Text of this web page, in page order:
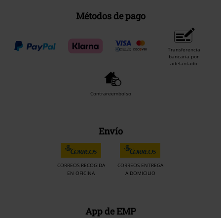
Métodos de pago
Transferencia
bancaria por
adelantado
Contrareembolso
Envío
CORREOS RECOGIDA
EN OFICINA
CORREOS ENTREGA
A DOMICILIO
App de EMP